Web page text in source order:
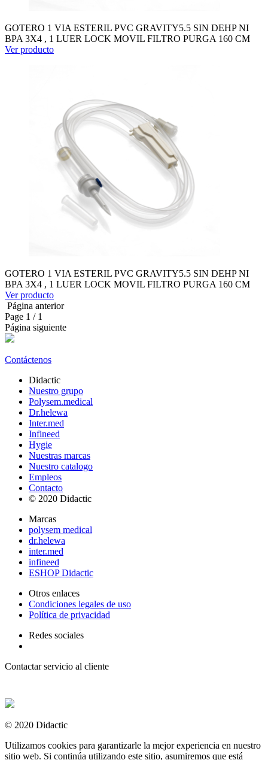
GOTERO 1 VIA ESTERIL PVC GRAVITY5.5 SIN DEHP NI
BPA 3X4 , 1 LUER LOCK MOVIL FILTRO PURGA 160 CM
Ver producto
GOTERO 1 VIA ESTERIL PVC GRAVITY5.5 SIN DEHP NI
BPA 3X4 , 1 LUER LOCK MOVIL FILTRO PURGA 160 CM
Ver producto
Página anterior
Page 1 / 1
Página siguiente
Contáctenos
Didactic
Nuestro grupo
Polysem.medical
Dr.helewa
Inter.med
Infineed
Hygie
Nuestras marcas
Nuestro catalogo
Empleos
Contacto
© 2020 Didactic
Marcas
polysem medical
dr.helewa
inter.med
infineed
ESHOP Didactic
Otros enlaces
Condiciones legales de uso
Política de privacidad
Redes sociales
Contactar servicio al cliente
© 2020 Didactic
Utilizamos cookies para garantizarle la mejor experiencia en nuestro
sitio web. Si continúa utilizando este sitio, asumiremos que está